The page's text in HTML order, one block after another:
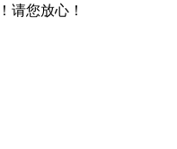
请您放心！